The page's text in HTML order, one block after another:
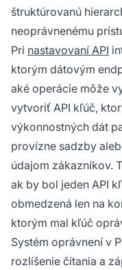
štruktúrovanú
neoprávnenému
Pri nastavovaní API
ktorým dátovým
aké operácie môže
vytvoriť API kľúč,
výkonnostných dát
provízne sadzby
údajom zákazníkov.
ak by bol jeden API
obmedzená len na
ktorým mal kľúč
Systém oprávnení v
rozlíšenie čítania a